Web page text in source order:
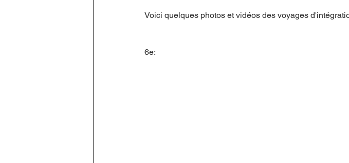
Voici quelques photos et vidéos des voyages
6e: